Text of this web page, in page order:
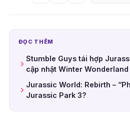
ĐỌC THÊM
Stumble Guys tái hợp
cập nhật Winter Wonderland
Jurassic World: Rebirth –
Jurassic Park 3?